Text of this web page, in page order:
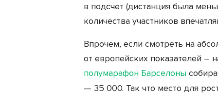
в подсчет (дистанция была
количества участников
Впрочем, если смотреть на
от европейских показателей –
полумарафон Барселоны
— 35 000. Так что место для